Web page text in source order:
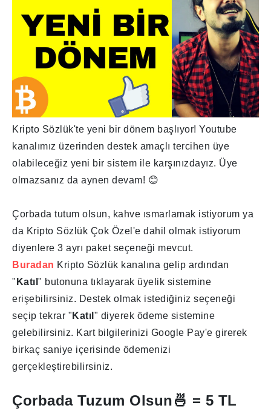
Kripto Sözlük'te yeni bir dönem başlıyor! Youtube
kanalımız üzerinden destek amaçlı tercihen üye
olabileceğiz yeni bir sistem ile karşınızdayız. Üye
olmazsanız da aynen devam! 😊
Çorbada tutum olsun, kahve ısmarlamak istiyorum ya
da Kripto Sözlük Çok Özel'e dahil olmak istiyorum
diyenlere 3 ayrı paket seçeneği mevcut.
Buradan Kripto Sözlük kanalına gelip ardından
" Katıl " butonuna tıklayarak üyelik sistemine
erişebilirsiniz. Destek olmak istediğiniz seçeneği
seçip tekrar " Katıl " diyerek ödeme sistemine
gelebilirsiniz. Kart bilgilerinizi Google Pay'e girerek
birkaç saniye içerisinde ödemenizi
gerçekleştirebilirsiniz.
Çorbada Tuzum Olsun🍜 = 5 TL